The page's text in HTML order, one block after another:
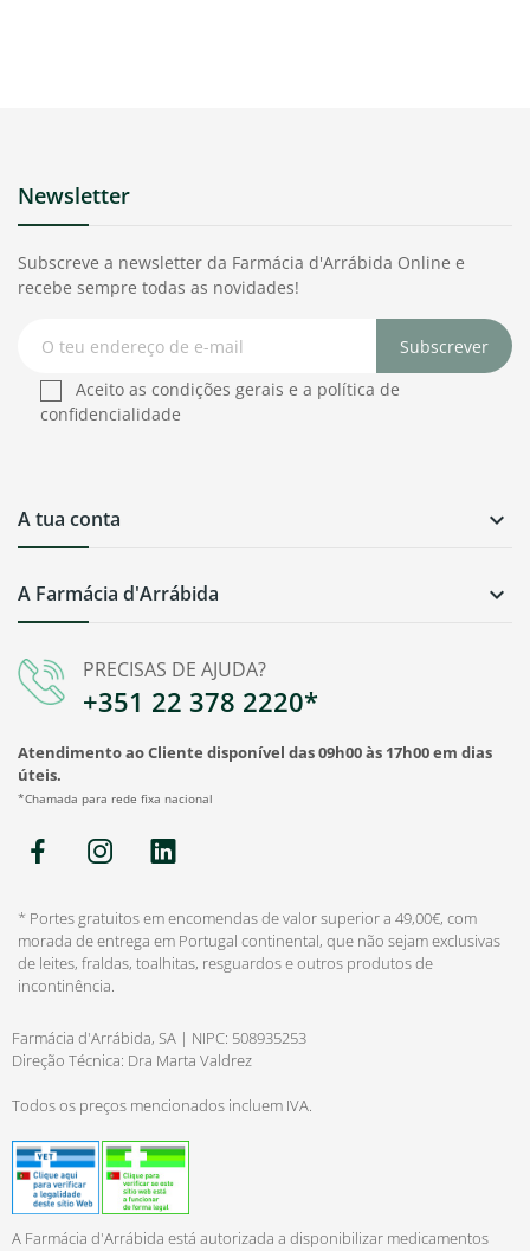
PRECISAS DE AJUDA?
+351 22 378 2220*
Atendimento ao Cliente disponível das 09h00 às 17h00 em dias
úteis.
*Chamada para rede fixa nacional
A Farmácia d'Arrábida 
A tua conta 
Newsletter
Subscreve a newsletter da Farmácia d'Arrábida Online e
recebe sempre todas as novidades!
Subscrever
Aceito as condições gerais e a política de
confidencialidade
* Portes gratuitos em encomendas de valor superior a 49,00€, com
morada de entrega em Portugal continental, que não sejam exclusivas
de leites, fraldas, toalhitas, resguardos e outros produtos de
incontinência.
Farmácia d'Arrábida, SA | NIPC: 508935253
Direção Técnica: Dra Marta Valdrez
Todos os preços mencionados incluem IVA.
A Farmácia d'Arrábida está autorizada a disponibilizar medicamentos